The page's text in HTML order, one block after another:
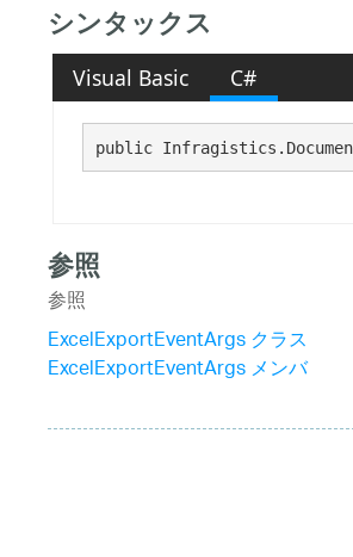
シンタックス
Visual Basic C#
public
参照
参照
ExcelExportEventArgs クラス
ExcelExportEventArgs メンバ